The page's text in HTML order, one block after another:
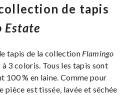
de tapis
Estate
tapis de la collection Flamingo
3 coloris. Tous les tapis sont
100 % en laine. Comme pour
pièce est tissée, lavée et séchée